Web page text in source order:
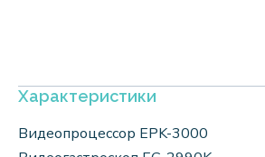
Характеристики
Видеопроцессор EPK-3000